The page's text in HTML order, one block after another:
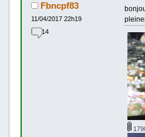
Fbncpf83
11/04/2017 22h19
14